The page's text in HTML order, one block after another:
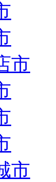
市
市